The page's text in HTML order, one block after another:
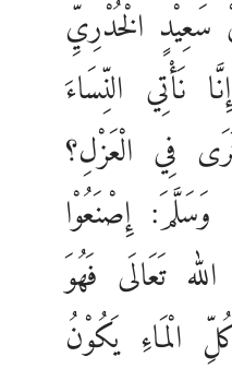
سَعِيْدٍ الْخُدْرِيِّ
نَأْتِي النِّسَاءَ
فِي الْعَزْلِ؟
إِصْنَعُوْا
تَعَالَى فَهُوَ
الْمَاءِ يَكُوْنُ